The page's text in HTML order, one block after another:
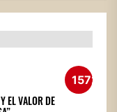
1572
EL VALOR DE